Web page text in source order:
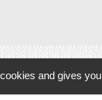
and gives